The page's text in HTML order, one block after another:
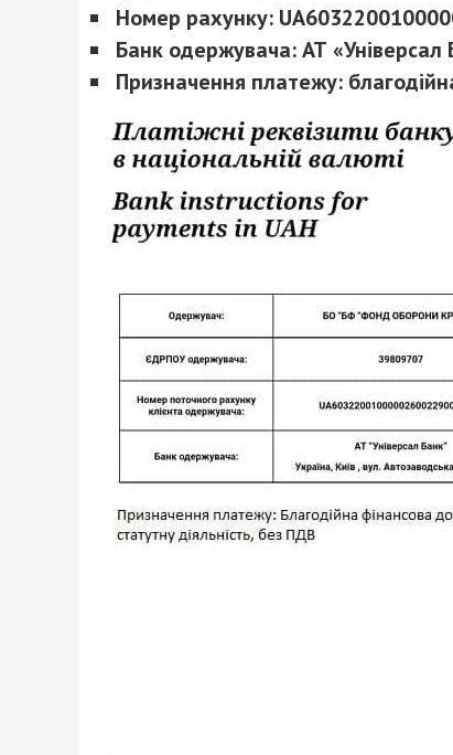
Номер рахунку:
Банк одержувача: АТ «Універсал
Призначення платежу: